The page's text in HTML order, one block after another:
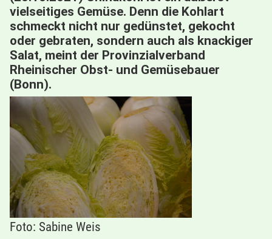
vielseitiges Gemüse. Denn die Kohlart
schmeckt nicht nur gedünstet, gekocht
oder gebraten, sondern auch als knackiger
Salat, meint der Provinzialverband
Rheinischer Obst- und Gemüsebauer
(Bonn).
Foto: Sabine Weis